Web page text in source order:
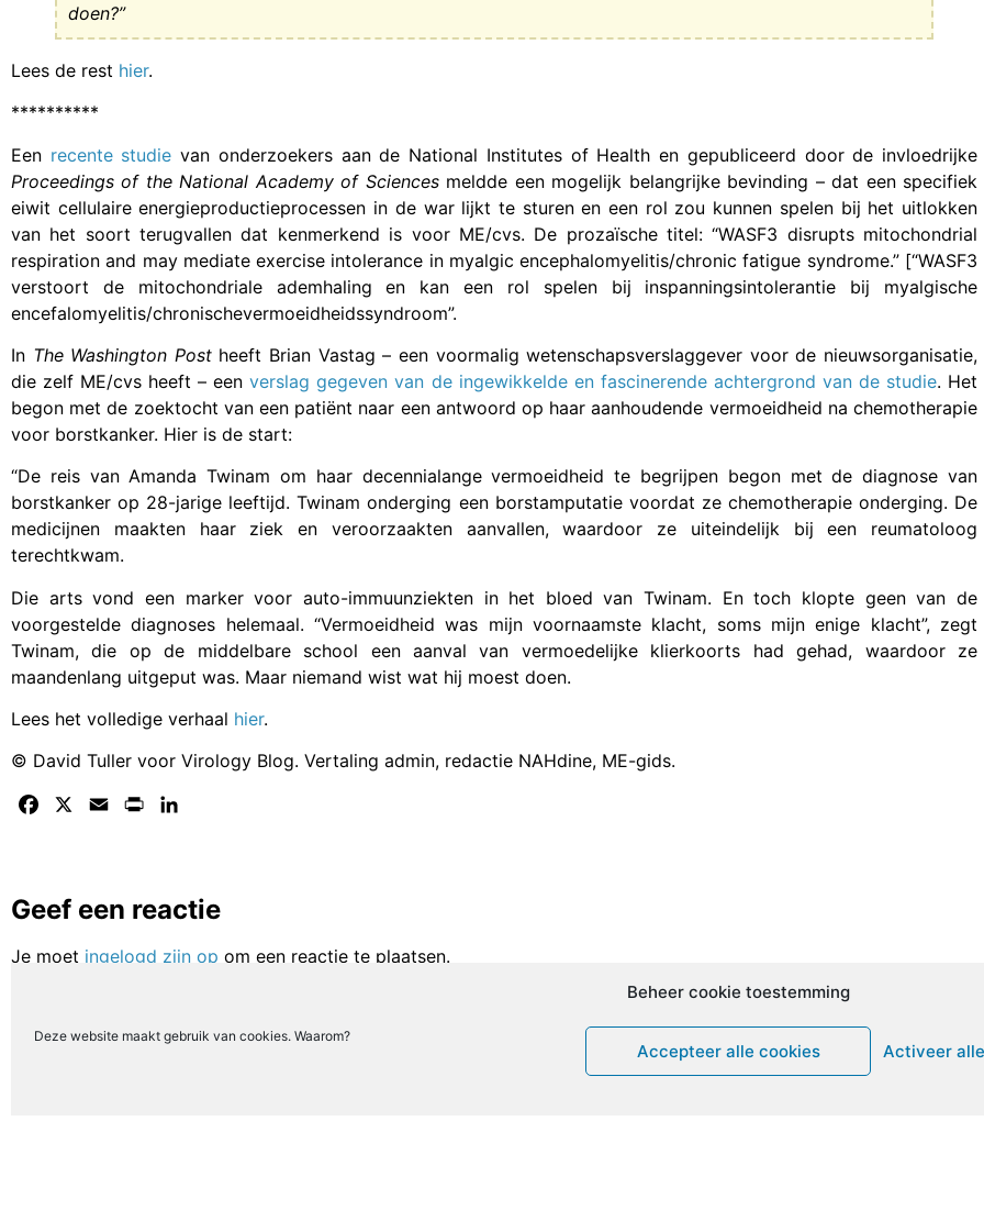
Beheer cookie toestemming
Deze website maakt gebruik van cookies. Waarom?
Accepteer alle cookies Activeer
doen?”
Lees de rest hier.
**********
Een recente studie van onderzoekers aan de National Institutes of Health en gepubliceerd door de invloedrijke
Proceedings of the National Academy of Sciencesmeldde een mogelijk belangrijke bevinding – dat een specifiek
eiwit cellulaire energieproductieprocessen in de war lijkt te sturen en een rol zou kunnen spelen bij het uitlokken
van het soort terugvallen dat kenmerkend is voor ME/cvs. De prozaïsche titel: “WASF3 disrupts mitochondrial
respiration and may mediate exercise intolerance in myalgic encephalomyelitis/chronic fatigue syndrome.” [“WASF3
verstoort de mitochondriale ademhaling en kan een rol spelen bij inspanningsintolerantie bij myalgische
encefalomyelitis/chronischevermoeidheidssyndroom”.
In The Washington Postheeft Brian Vastag – een voormalig wetenschapsverslaggever voor de nieuwsorganisatie,
die zelf ME/cvs heeft – eenverslag gegeven van de ingewikkelde en fascinerende achtergrond van de studie. Het
begon met de zoektocht van een patiënt naar een antwoord op haar aanhoudende vermoeidheid na chemotherapie
voor borstkanker. Hier is de start:
“De reis van Amanda Twinam om haar decennialange vermoeidheid te begrijpen begon met de diagnose van
borstkanker op 28-jarige leeftijd. Twinam onderging een borstamputatie voordat ze chemotherapie onderging. De
medicijnen maakten haar ziek en veroorzaakten aanvallen, waardoor ze uiteindelijk bij een reumatoloog
terechtkwam.
Die arts vond een marker voor auto-immuunziekten in het bloed van Twinam. En toch klopte geen van de
voorgestelde diagnoses helemaal. “Vermoeidheid was mijn voornaamste klacht, soms mijn enige klacht”, zegt
Twinam, die op de middelbare school een aanval van vermoedelijke klierkoorts had gehad, waardoor ze
maandenlang uitgeput was. Maar niemand wist wat hij moest doen.
Lees het volledige verhaal hier.
© David Tuller voor Virology Blog. Vertaling admin, redactie NAHdine, ME-gids.
Facebook Email Print
Geef een reactie
Je moet ingelogd zijn op om een reactie te plaatsen.